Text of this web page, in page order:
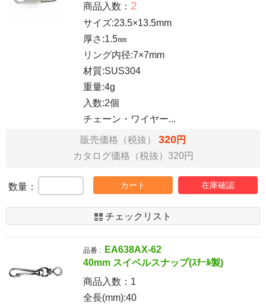
商品入数： 2
サイズ:23.5×13.5mm
厚さ:1.5㎜
リング内径:7×7mm
材質:SUS304
重量:4g
入数:2個
チェーン・ワイヤー...
販売価格（税抜） 320円
カタログ価格（税抜）320円
数量： カート 在庫確認
チェックリスト
品番 :
EA638AX-62
40mm スイベルスナップ(ｽﾁｰﾙ製)
商品入数： 1
全長(mm):40